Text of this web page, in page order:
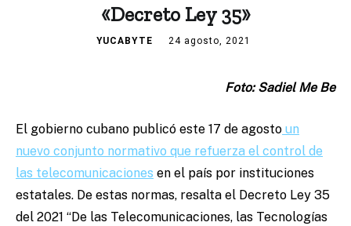
«Decreto Ley 35»
YUCABYTE 24 agosto, 2021
Foto: Sadiel Me Be
El gobierno cubano publicó este 17 de agosto un
nuevo conjunto normativo que refuerza el control de
las telecomunicaciones en el país por instituciones
estatales. De estas normas, resalta el Decreto Ley 35
del 2021 “De las Telecomunicaciones, las Tecnologías